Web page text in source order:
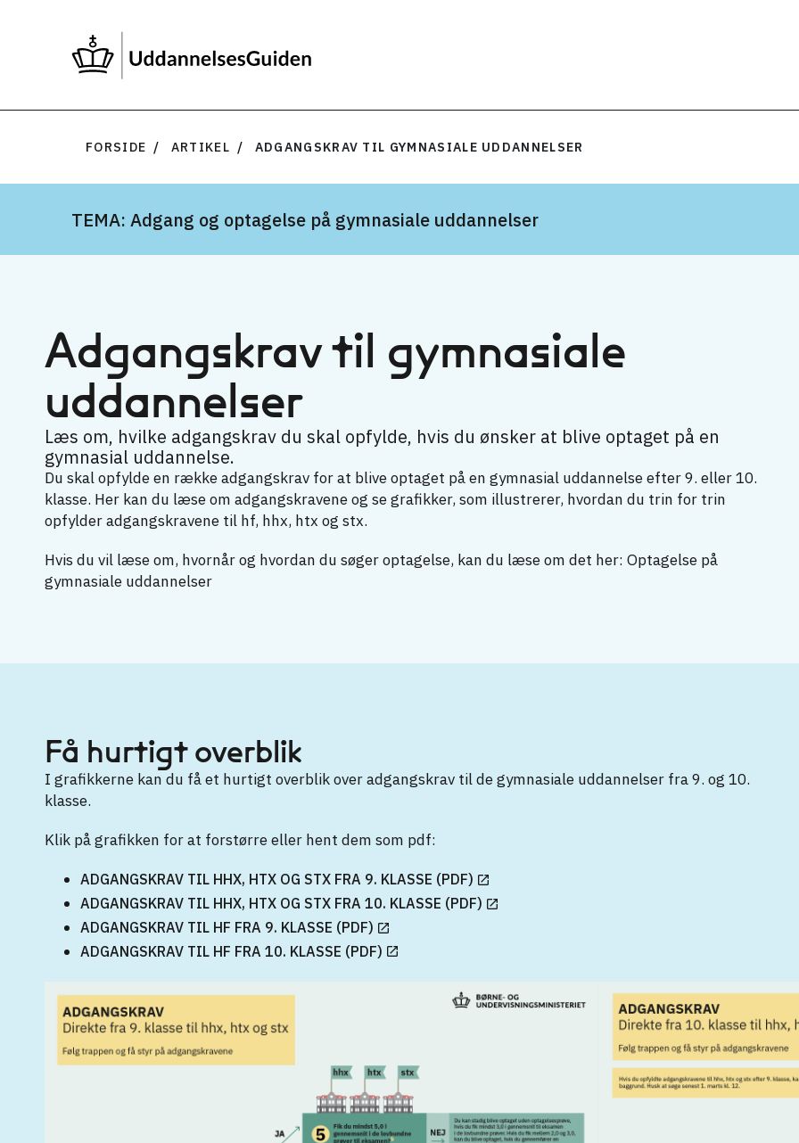
FORSIDE ARTIKEL ADGANGSKRAV TIL GYMNASIALE UDDANNELSER
TEMA: Adgang og optagelse på gymnasiale uddannelser
Adgangs­krav til gym­nasiale
uddannelser
Læs om, hvilke adgangskrav du skal opfylde, hvis du ønsker at blive optaget på en
gymnasial uddannelse.
Du skal opfylde en række adgangskrav for at blive optaget på en gymnasial uddannelse efter 9. eller 10.
klasse. Her kan du læse om adgangskravene og se grafikker, som illustrerer, hvordan du trin for trin
opfylder adgangskravene til hf, hhx, htx og stx.
Hvis du vil læse om, hvornår og hvordan du søger optagelse, kan du læse om det her: Optagelse på
gymnasiale uddannelser
Få hurtigt overblik
I grafikkerne kan du få et hurtigt overblik over adgangskrav til de gymnasiale uddannelser fra 9. og 10.
klasse.
Klik på grafikken for at forstørre eller hent dem som pdf:
ADGANGSKRAV TIL HHX, HTX OG STX FRA 9. KLASSE (PDF)
ADGANGSKRAV TIL HHX, HTX OG STX FRA 10. KLASSE (PDF)
ADGANGSKRAV TIL HF FRA 9. KLASSE (PDF)
ADGANGSKRAV TIL HF FRA 10. KLASSE (PDF)